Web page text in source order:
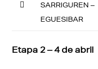

SARRIGUREN –
EGUESIBAR
Etapa 2 – 4 de abril